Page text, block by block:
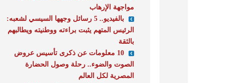
مواجهة الإرهاب
بالفيديو.. 5 رسائل وجهها السيسي لشعبه:
الرئيس المتهم يثبت براءته ووطنيته ويطالبهم
بالثقة
10 معلومات عن ذكرى تأسيس عروض
الصوت والضوء.. رحلة وصول الحضارة
المصرية لكل العالم